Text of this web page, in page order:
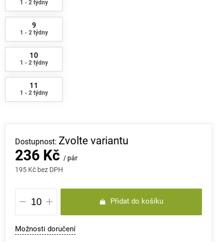
1 - 2 týdny
9
1 - 2 týdny
10
1 - 2 týdny
11
1 - 2 týdny
236 Kč / pár
195 Kč bez DPH
Měrná
cena:
Zvolte variantu
Přidat do košíku
Možnosti doručení